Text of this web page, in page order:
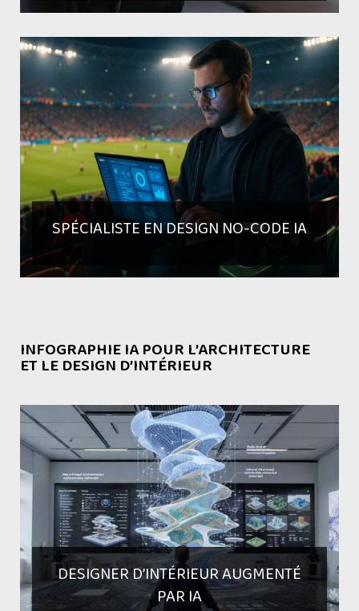
SPÉCIALISTE EN DESIGN NO-CODE IA
INFOGRAPHIE IA POUR L’ARCHITECTURE
ET LE DESIGN D’INTÉRIEUR
DESIGNER D’INTÉRIEUR AUGMENTÉ
PAR IA